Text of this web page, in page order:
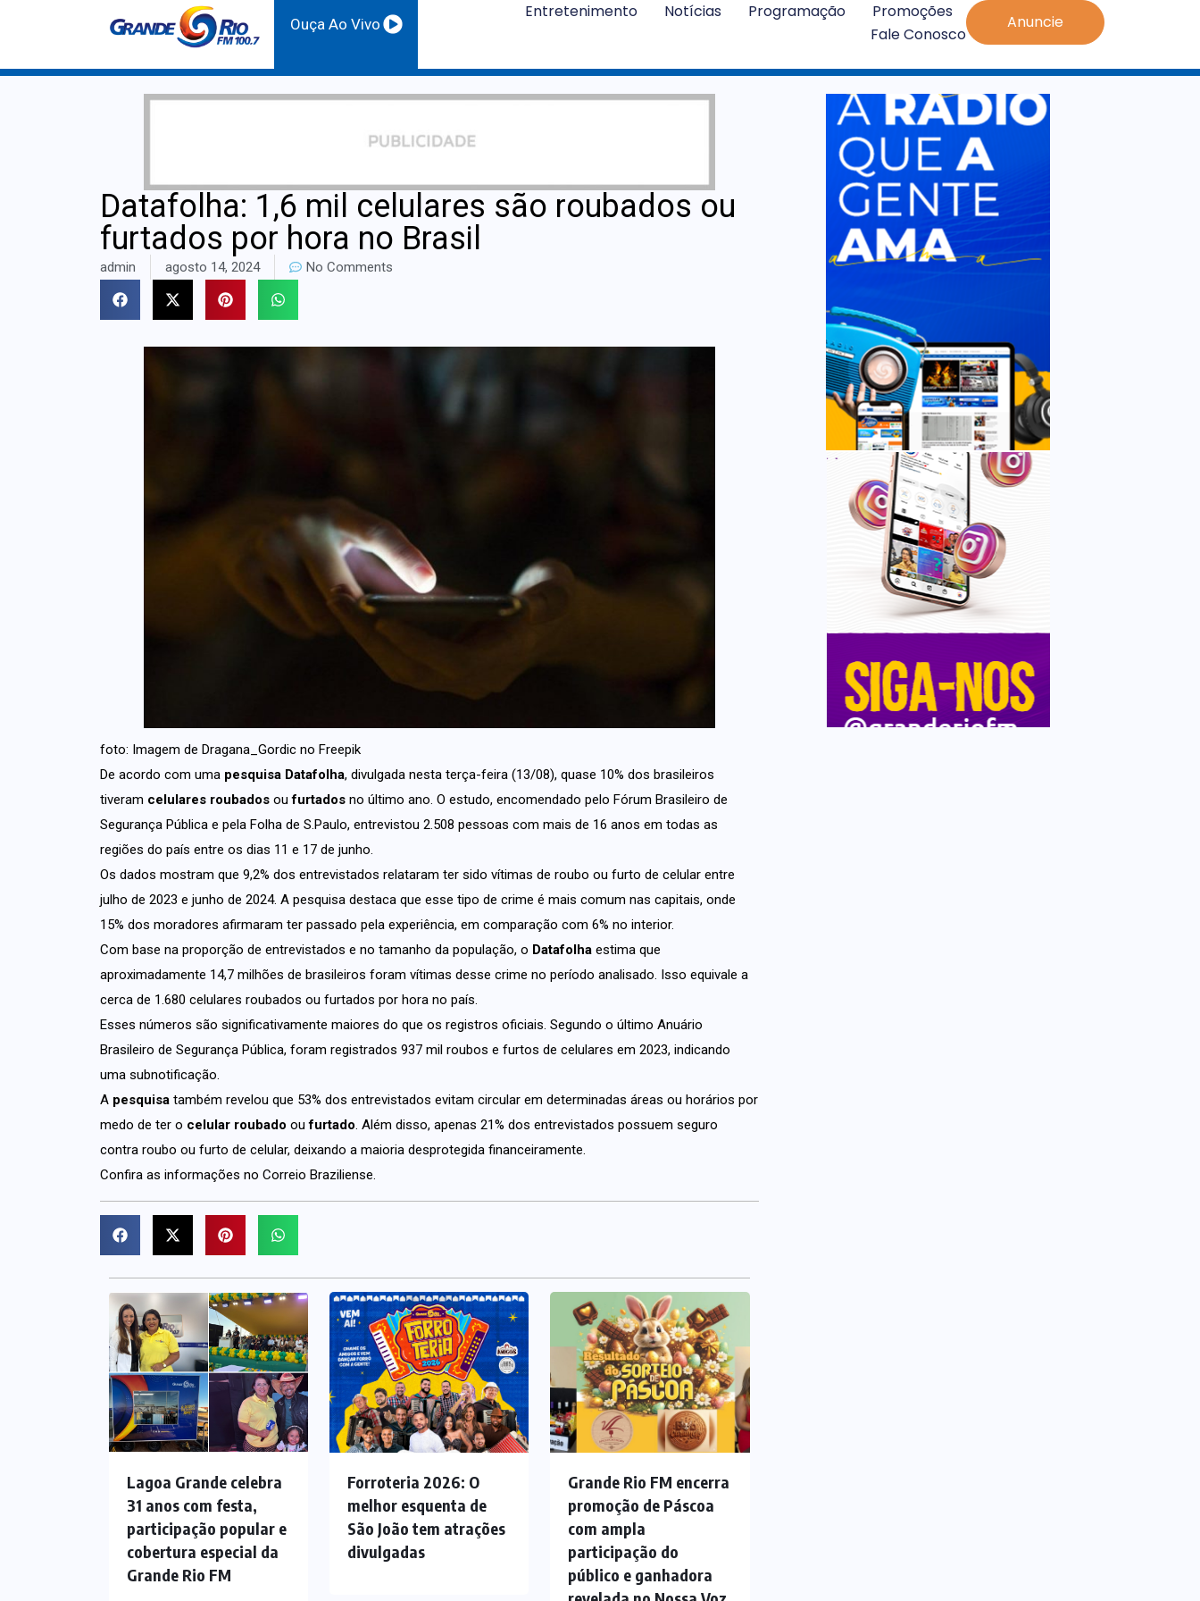
Ouça Ao Vivo
Entretenimento Notícias Programação
Promoções
Fale Conosco
Anuncie
Datafolha: 1,6 mil celulares são roubados ou
furtados por hora no Brasil
admin agosto 14, 2024 No Comments
foto: Imagem de Dragana_Gordic no Freepik
De acordo com uma pesquisa Datafolha, divulgada nesta terça-feira (13/08), quase 10% dos brasileiros
tiveram celulares roubados oufurtados no último ano. O estudo, encomendado pelo Fórum Brasileiro de
Segurança Pública e pela Folha de S.Paulo, entrevistou 2.508 pessoas com mais de 16 anos em todas as
regiões do país entre os dias 11 e 17 de junho.
Os dados mostram que 9,2% dos entrevistados relataram ter sido vítimas de roubo ou furto de celular entre
julho de 2023 e junho de 2024. A pesquisa destaca que esse tipo de crime é mais comum nas capitais, onde
15% dos moradores afirmaram ter passado pela experiência, em comparação com 6% no interior.
Com base na proporção de entrevistados e no tamanho da população, o Datafolha estima que
aproximadamente 14,7 milhões de brasileiros foram vítimas desse crime no período analisado. Isso equivale a
cerca de 1.680 celulares roubados ou furtados por hora no país.
Esses números são significativamente maiores do que os registros oficiais. Segundo o último Anuário
Brasileiro de Segurança Pública, foram registrados 937 mil roubos e furtos de celulares em 2023, indicando
uma subnotificação.
A pesquisa também revelou que 53% dos entrevistados evitam circular em determinadas áreas ou horários por
medo de ter o celular roubado oufurtado. Além disso, apenas 21% dos entrevistados possuem seguro
contra roubo ou furto de celular, deixando a maioria desprotegida financeiramente.
Confira as informações no Correio Braziliense.
Lagoa Grande celebra
31 anos com festa,
participação popular e
cobertura especial da
Grande Rio FM
Forroteria 2026: O
melhor esquenta de
São João tem atrações
divulgadas
Grande Rio FM encerra
promoção de Páscoa
com ampla
participação do
público e ganhadora